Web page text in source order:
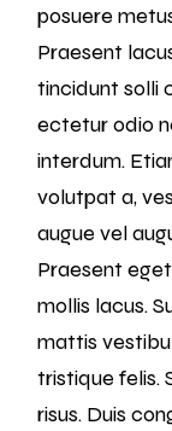
posuere
Praesent
tincidunt solli
ectetur odio
interdum.
volutpat a,
augue vel
Praesent
mollis lacus.
mattis
tristique felis.
risus. Duis